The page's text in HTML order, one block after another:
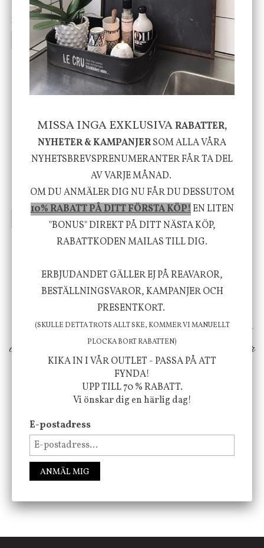
199 kr
INFO KÖP
vit, Utomhus
499 kr
INFO
House Doctor
Skål, Hands marmor
635 kr
-20%
INFO KÖP
Nicolas Vahé
Serveringsfat, Ostron,
Stengods
415 kr
INFO KÖP
Vi vill förmedla känsla, upplevelse och
välbefinnande för dig och ditt hem! Med
inspiration från naturen och dess färgpalett
erbjuder vi omsorgsfullt utvalda produkter som
ökar trivsel i ditt hem och ger det lilla extra för
att öka ditt välmående!
FÖLJ OSS PÅ INSTAGRAM @JBHOME
MISSA INGA EXKLUSIVARABATTER,
NYHETER & KAMPANJERSOM ALLA VÅRA
NYHETSBREVSPRENUMERANTER FÅR TA DEL
AV VARJE MÅNAD.
OM DU ANMÄLER DIG NU FÅR DU DESSUTOM
10% RABATT PÅ DITT FÖRSTA KÖP!EN LITEN
"BONUS" DIREKT PÅ DITT NÄSTA KÖP,
RABATTKODEN MAILAS TILL DIG.
ERBJUDANDET GÄLLER EJ PÅ REAVAROR,
BESTÄLLNINGSVAROR, KAMPANJER OCH
PRESENTKORT.
(SKULLE DETTA TROTS ALLT SKE, KOMMER VI MANUELLT
PLOCKA BORT RABATTEN)
KIKA IN I VÅR OUTLET - PASSA PÅ ATT
FYNDA!
UPP TILL 70 % RABATT.
Vi önskar dig en härlig dag!
E-postadress
ANMÄL MIG